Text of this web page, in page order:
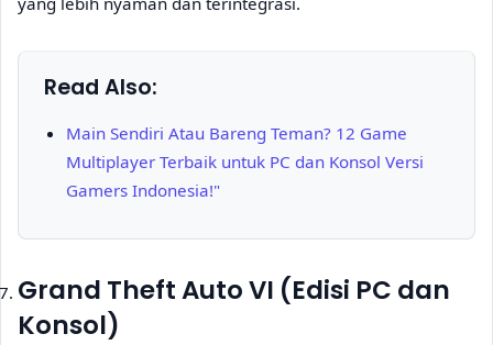
Read Also:
Main Sendiri Atau Bareng Teman? 12 Game
Multiplayer Terbaik untuk PC dan Konsol Versi
Gamers Indonesia!"
Grand Theft Auto VI (Edisi PC dan
Konsol)